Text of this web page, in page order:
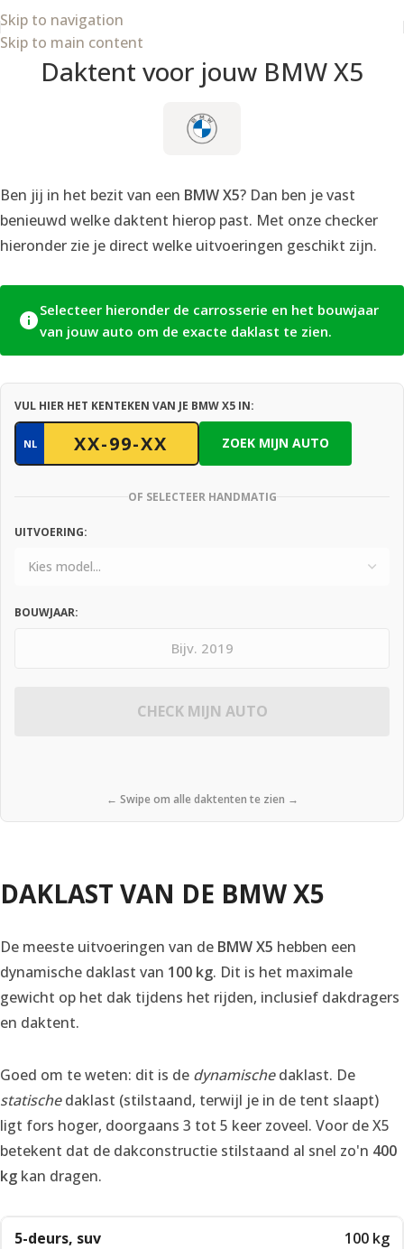
Skip to navigation
Skip to main content
Daktent voor jouw BMW X5
Ben jij in het bezit van een BMW X5? Dan ben je vast
benieuwd welke daktent hierop past. Met onze checker
hieronder zie je direct welke uitvoeringen geschikt zijn.
Selecteer hieronder de carrosserie en het bouwjaar
van jouw auto om de exacte daklast te zien.
VUL HIER HET KENTEKEN VAN JE BMW X5 IN:
NL ZOEK MIJN AUTO
OF SELECTEER HANDMATIG
UITVOERING:
BOUWJAAR:
CHECK MIJN AUTO
← Swipe om alle daktenten te zien →
DAKLAST VAN DE BMW X5
De meeste uitvoeringen van de BMW X5 hebben een
dynamische daklast van 100 kg. Dit is het maximale
gewicht op het dak tijdens het rijden, inclusief dakdragers
en daktent.
Goed om te weten: dit is de dynamischedaklast. De
statischedaklast (stilstaand, terwijl je in de tent slaapt)
ligt fors hoger, doorgaans 3 tot 5 keer zoveel. Voor de X5
betekent dat de dakconstructie stilstaand al snel zo'n 400
kg kan dragen.
5-deurs, suv 100 kg